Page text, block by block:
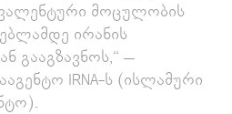
მოცულობის
ირანის
გააგზავნოს,“ –
IRNA-ს (ისლამური